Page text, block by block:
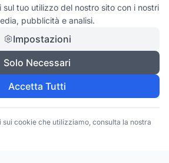
sul tuo utilizzo del nostro sito con i nostri
pubblicità e analisi.
Impostazioni
Solo Necessari
Accetta Tutti
cookie che utilizziamo, consulta la nostra